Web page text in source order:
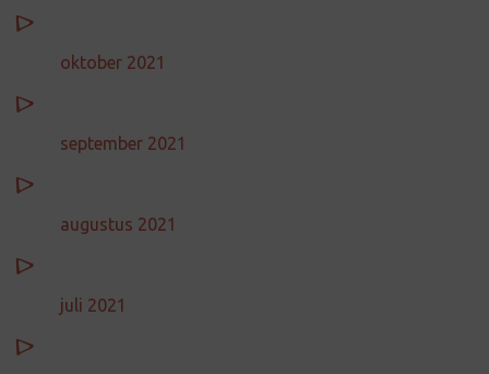
oktober 2021
september 2021
augustus 2021
juli 2021